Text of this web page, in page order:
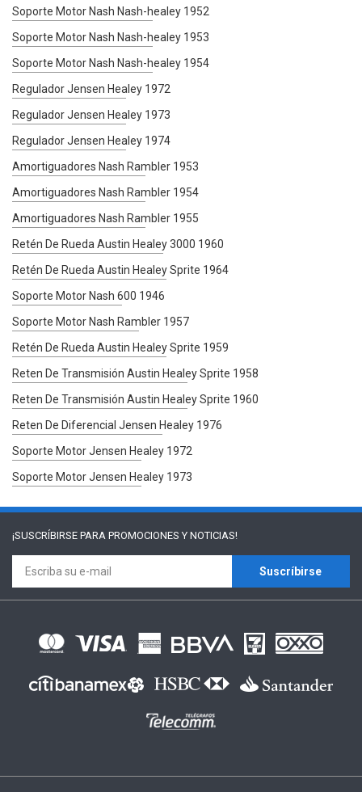
Soporte Motor Nash Nash-healey 1952
Soporte Motor Nash Nash-healey 1953
Soporte Motor Nash Nash-healey 1954
Regulador Jensen Healey 1972
Regulador Jensen Healey 1973
Regulador Jensen Healey 1974
Amortiguadores Nash Rambler 1953
Amortiguadores Nash Rambler 1954
Amortiguadores Nash Rambler 1955
Retén De Rueda Austin Healey 3000 1960
Retén De Rueda Austin Healey Sprite 1964
Soporte Motor Nash 600 1946
Soporte Motor Nash Rambler 1957
Retén De Rueda Austin Healey Sprite 1959
Reten De Transmisión Austin Healey Sprite 1958
Reten De Transmisión Austin Healey Sprite 1960
Reten De Diferencial Jensen Healey 1976
Soporte Motor Jensen Healey 1972
Soporte Motor Jensen Healey 1973
¡SUSCRÍBIRSE PARA PROMOCIONES Y NOTICIAS!
Suscríbirse